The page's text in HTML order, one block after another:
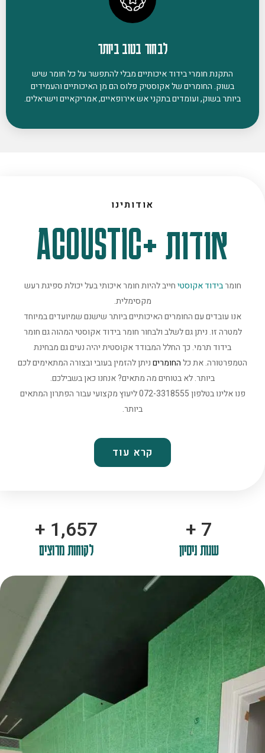
לבחור בטוב ביותר
התקנת חומרי בידוד איכותיים מבלי להתפשר על כל חומר שיש
בשוק. החומרים של אקוסטיק פלוס הם מן האיכותיים והעמידים
ביותר בשוק, ועומדים בתקני אש אירופאיים, אמריקאיים וישראלים.
אודותינו
אודות +ACOUSTIC
חומרבידוד אקוסטיחייב להיות חומר איכותי בעל יכולת ספיגת רעש
מקסימלית.
אנו עובדים עם החומרים האיכותיים ביותר שישנם שמיועדים במיוחד
למטרה זו. ניתן גם לשלב ולבחור חומר בידוד אקוסטי המהוה גם חומר
בידוד תרמי. כך החלל המבודד אקוסטית יהיה נעים גם מבחינת
הטמפרטורה. את כלהחומריםניתן להזמין בעובי ובצורה המתאימים לכם
ביותר. לא בטוחים מה מתאים? אנחנו כאן בשבילכם.
פנו אלינו בטלפון 072-3318555 ליעוץ מקצועי עבור הפתרון המתאים
ביותר.
קרא עוד
10
+
שנות ניסיון
2,100
+
לקוחות מרוצים